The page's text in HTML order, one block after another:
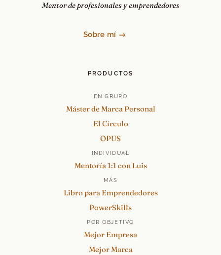
Mentor de profesionales y emprendedores
Sobre mí →
PRODUCTOS
EN GRUPO
Máster de Marca Personal
El Círculo
OPUS
INDIVIDUAL
Mentoría 1:1 con Luis
MÁS
Libro para Emprendedores
PowerSkills
POR OBJETIVO
Mejor Empresa
Mejor Marca